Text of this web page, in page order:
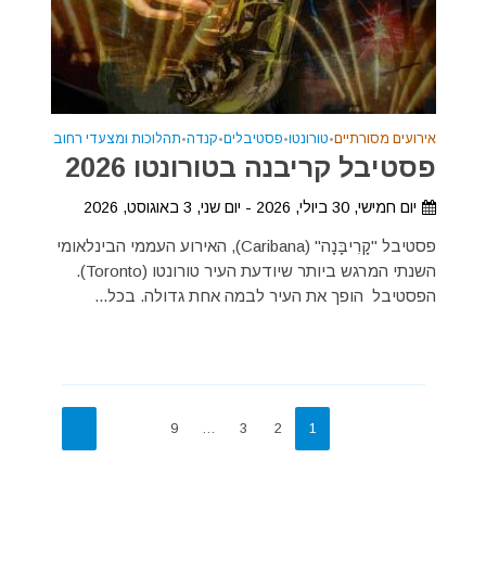
אירועים מסורתיים•טורונטו•פסטיבלים•קנדה•תהלוכות ומצעדי רחוב
פסטיבל קריבנה בטורונטו 2026
יום חמישי, 30 ביולי, 2026 - יום שני, 3 באוגוסט, 2026
פסטיבל "קָרִיבָּנָה" (Caribana), האירוע העממי הבינלאומי
השנתי המרגש ביותר שיודעת העיר טורונטו (Toronto).
הפסטיבל הופך את העיר לבמה אחת גדולה. בכל...
1
2
3
9